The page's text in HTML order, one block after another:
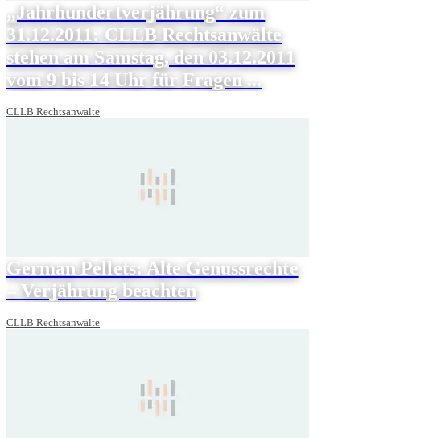
„Jahrhundertverjährung“ zum
31.12.2011: CLLB Rechtsanwälte
stehen am Samstag, den 03.12.2011
vom 9 bis 14 Uhr für Fragen ...
CLLB Rechtsanwälte
German Pellets: Alte Genussrechte
– Verjährung beachten
CLLB Rechtsanwälte